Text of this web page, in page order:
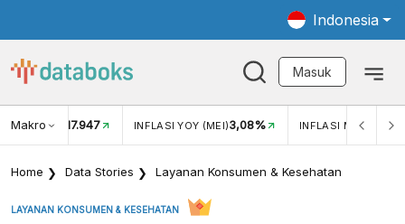
Indonesia
Masuk
Makro
USD/IDR 17.947 INFLASI YOY (MEI)3,08% INFLASI MOM (MEI)
Home Data Stories Layanan Konsumen & Kesehatan
LAYANAN KONSUMEN & KESEHATAN